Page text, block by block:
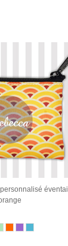
éventail